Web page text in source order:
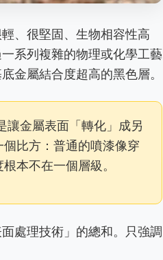
、很堅固、生物相容性高
系列複雜的物理或化學工藝
金屬結合度超高的黑色層。
讓金屬表面「轉化」成另
比方：普通的噴漆像穿
本不在一個層級。
處理技術」的總和。只強調